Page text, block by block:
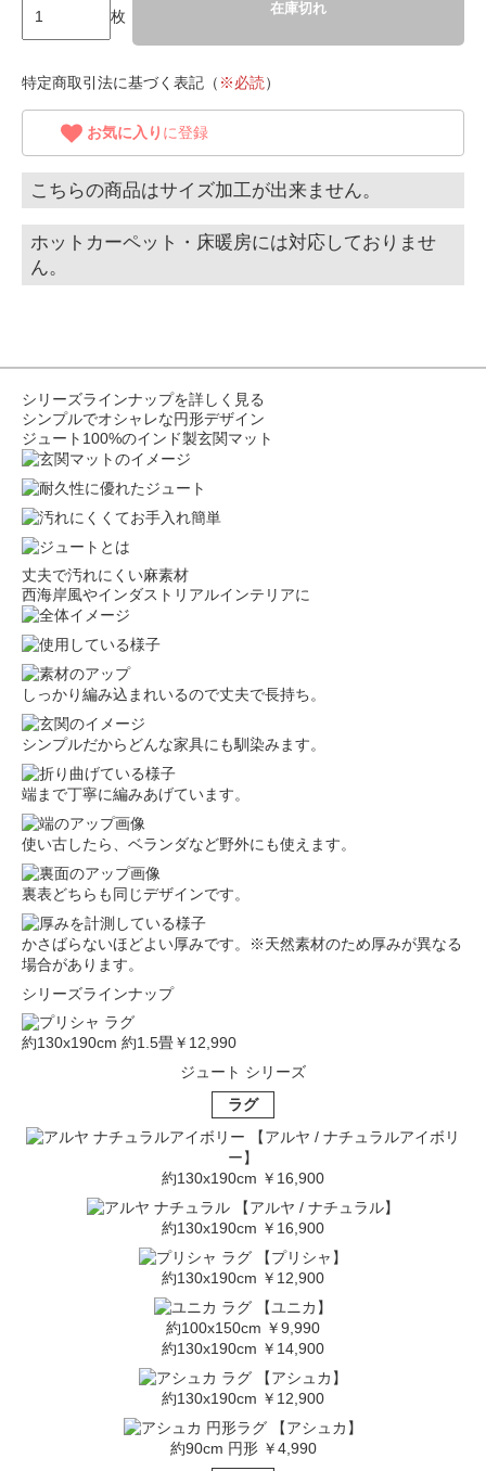
枚
在庫切れ
特定商取引法に基づく表記（ ※必読）
お気に入り に登録
こちらの商品はサイズ加工が出来ません。
ホットカーペット・床暖房には対応しておりませ
ん。
シリーズラインナップを詳しく見る
シンプルでオシャレな円形デザイン
ジュート100%のインド製玄関マット
丈夫で汚れにくい麻素材
西海岸風やインダストリアルインテリアに
しっかり編み込まれいるので丈夫で長持ち。
シンプルだからどんな家具にも馴染みます。
端まで丁寧に編みあげています。
使い古したら、ベランダなど野外にも使えます。
裏表どちらも同じデザインです。
かさばらないほどよい厚みです。※天然素材のため厚みが異なる
場合があります。
シリーズラインナップ
約130x190cm 約1.5畳￥12,990
ジュート シリーズ
ラグ
【アルヤ / ナチュラルアイボリ
ー】
約130x190cm ￥16,900
【アルヤ / ナチュラル】
約130x190cm ￥16,900
【プリシャ】
約130x190cm ￥12,900
【ユニカ】
約100x150cm ￥9,990
約130x190cm ￥14,900
【アシュカ】
約130x190cm ￥12,900
【アシュカ】
約90cm 円形 ￥4,990